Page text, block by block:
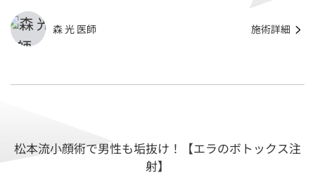
森 光 医師 施術詳細
松本流小顔術で男性も垢抜け！【エラのボトックス注
射】